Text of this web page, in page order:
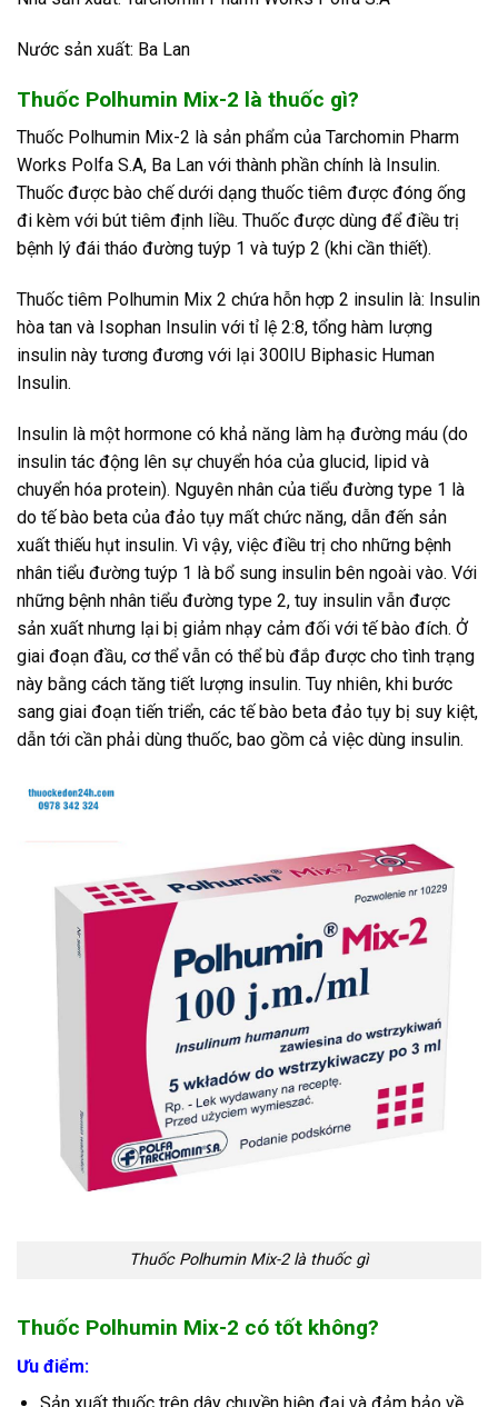
Nước sản xuất: Ba Lan
Thuốc Polhumin Mix-2 là thuốc gì?
Thuốc Polhumin Mix-2 là sản phẩm của Tarchomin Pharm
Works Polfa S.A, Ba Lan với thành phần chính là Insulin.
Thuốc được bào chế dưới dạng thuốc tiêm được đóng ống
đi kèm với bút tiêm định liều. Thuốc được dùng để điều trị
bệnh lý đái tháo đường tuýp 1 và tuýp 2 (khi cần thiết).
Thuốc tiêm Polhumin Mix 2 chứa hỗn hợp 2 insulin là: Insulin
hòa tan và Isophan Insulin với tỉ lệ 2:8, tổng hàm lượng
insulin này tương đương với lại 300IU Biphasic Human
Insulin.
Insulin là một hormone có khả năng làm hạ đường máu (do
insulin tác động lên sự chuyển hóa của glucid, lipid và
chuyển hóa protein). Nguyên nhân của tiểu đường type 1 là
do tế bào beta của đảo tụy mất chức năng, dẫn đến sản
xuất thiếu hụt insulin. Vì vậy, việc điều trị cho những bệnh
nhân tiểu đường tuýp 1 là bổ sung insulin bên ngoài vào. Với
những bệnh nhân tiểu đường type 2, tuy insulin vẫn được
sản xuất nhưng lại bị giảm nhạy cảm đối với tế bào đích. Ở
giai đoạn đầu, cơ thể vẫn có thể bù đắp được cho tình trạng
này bằng cách tăng tiết lượng insulin. Tuy nhiên, khi bước
sang giai đoạn tiến triển, các tế bào beta đảo tụy bị suy kiệt,
dẫn tới cần phải dùng thuốc, bao gồm cả việc dùng insulin.
Thuốc Polhumin Mix-2 là thuốc gì
Thuốc Polhumin Mix-2 có tốt không?
Ưu điểm:
Sản xuất thuốc trên dây chuyền hiện đại và đảm bảo về